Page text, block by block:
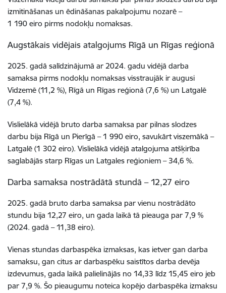
izmitināšanas un ēdināšanas pakalpojumu nozarē –
1 190 eiro pirms nodokļu nomaksas.
Augstākais vidējais atalgojums Rīgā un Rīgas reģionā
2025. gadā salīdzinājumā ar 2024. gadu vidējā darba
samaksa pirms nodokļu nomaksas visstraujāk ir augusi
Vidzemē (11,2 %), Rīgā un Rīgas reģionā (7,6 %) un Latgalē
(7,4 %).
Vislielākā vidējā bruto darba samaksa par pilnas slodzes
darbu bija Rīgā un Pierīgā – 1 990 eiro, savukārt viszemākā –
Latgalē (1 302 eiro). Vislielākā vidējā atalgojuma atšķirība
saglabājās starp Rīgas un Latgales reģioniem – 34,6 %.
Darba samaksa nostrādātā stundā – 12,27 eiro
2025. gadā bruto darba samaksa par vienu nostrādāto
stundu bija 12,27 eiro, un gada laikā tā pieauga par 7,9 %
(2024. gadā – 11,38 eiro).
Vienas stundas darbaspēka izmaksas, kas ietver gan darba
samaksu, gan citus ar darbaspēku saistītos darba devēja
izdevumus, gada laikā palielinājās no 14,33 līdz 15,45 eiro jeb
par 7,9 %. Šo pieaugumu noteica kopējo darbaspēka izmaksu